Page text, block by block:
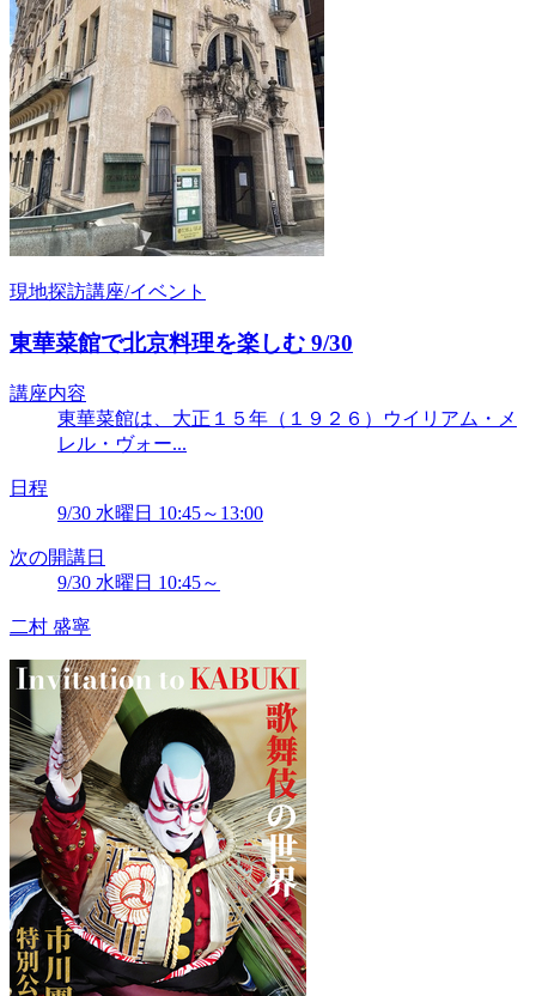
現地探訪講座/イベント
東華菜館で北京料理を楽しむ 9/30
講座内容
東華菜館は、大正１５年（１９２６）ウイリアム・メ
レル・ヴォー...
日程
9/30 水曜日 10:45～13:00
次の開講日
9/30 水曜日 10:45～
二村 盛寧